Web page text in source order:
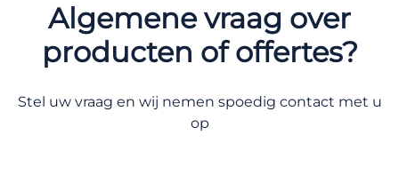
Algemene vraag over
producten of offertes?
Stel uw vraag en wij nemen spoedig contact met u
op